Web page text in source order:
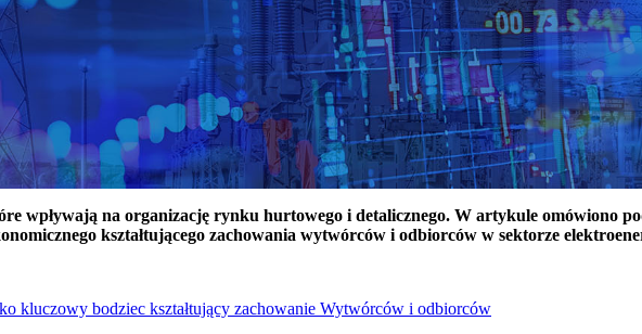
wpływają na organizację rynku hurtowego i detalicznego. W artykule omówiono
kształtującego zachowania wytwórców i odbiorców w sektorze
kluczowy bodziec kształtujący zachowanie Wytwórców i odbiorców